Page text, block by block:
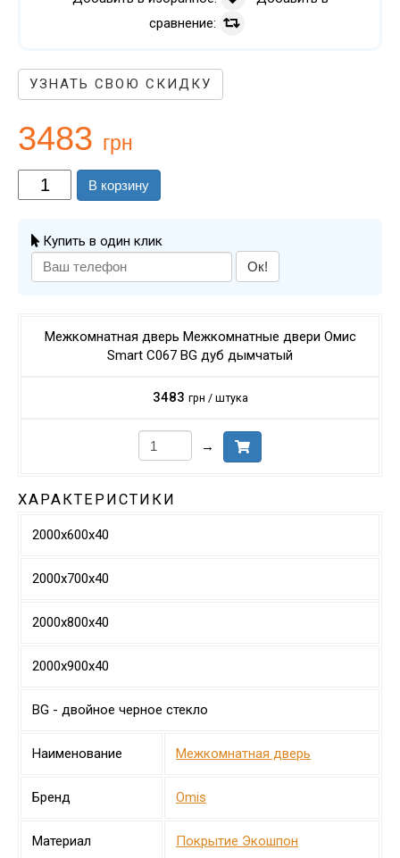
сравнение:
УЗНАТЬ СВОЮ СКИДКУ
3483 грн
В корзину
Купить в один клик
Ок!
Межкомнатная дверь Межкомнатные двери Омис
Smart C067 BG дуб дымчатый
3483 грн / штука
→
ХАРАКТЕРИСТИКИ
2000х600х40
2000х700х40
2000х800х40
2000х900х40
BG - двойное черное стекло
Наименование Межкомнатная дверь
Бренд Omis
Материал Покрытие Экошпон